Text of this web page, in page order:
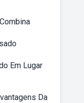
Em Lugar
Da